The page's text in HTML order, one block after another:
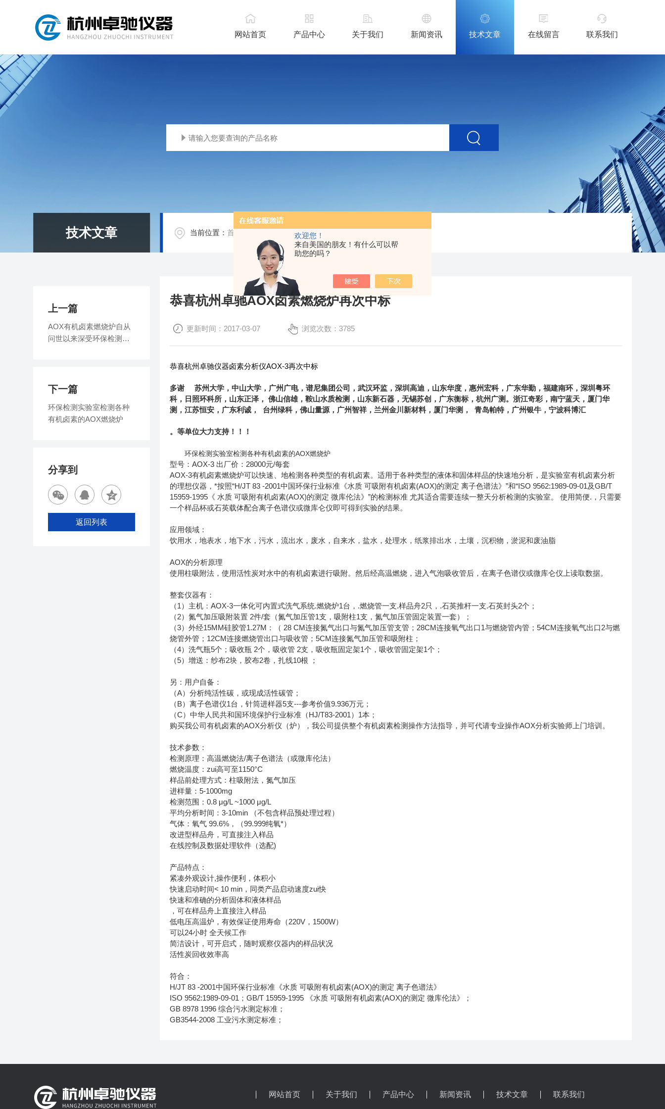
欢迎您！
来自美国的朋友！有什么可以帮
助您的吗？
网站首页 产品中心 关于我们 新闻资讯 技术文章 在线留言 联系我们
技术文章 当前位置：首页 / 恭喜杭州卓驰AOX卤素燃烧炉再次中标
恭喜杭州卓驰AOX卤素燃烧炉再次中标
更新时间：2017-03-07 浏览次数：3785
恭喜杭州卓驰仪器卤素分析仪AOX-3再次中标
多谢 苏州大学，中山大学，广州广电，谱尼集团公司，武汉环监，深圳高迪，山东华度，惠州宏科，广东华勤，福建南环，深圳粤环
科，日照环科所， 山东正泽， 佛山信雄，鞍山水质检测，山东新石器，无锡苏创，广东衡标，杭州广测。浙江奇彩，南宁蓝天， 厦门华
测，江苏恒安，广东利诚， 台州绿科，佛山量源，广州智祥，兰州金川新材料，厦门华测， 青岛帕特，广州银牛，宁波科博汇
。等单位大力支持！！！
环保检测实验室检测各种有机卤素的AOX燃烧炉
型号：AOX-3 出厂价：28000元/每套
AOX-3有机卤素燃烧炉可以快速、地检测各种类型的有机卤素。适用于各种类型的液体和固体样品的快速地分析，是实验室有机卤素分析
的理想仪器，*按照“H/JT 83 -2001中国环保行业标准《水质 可吸附有机卤素(AOX)的测定 离子色谱法》”和“ISO 9562:1989-09-01及GB/T
15959-1995《 水质 可吸附有机卤素(AOX)的测定 微库伦法》”的检测标准 尤其适合需要连续一整天分析检测的实验室。 使用简便.，只需要
一个样品杯或石英载体配合离子色谱仪或微库仑仪即可得到实验的结果。
应用领域：
饮用水，地表水，地下水，污水，流出水，废水，自来水，盐水，处理水，纸浆排出水，土壤，沉积物，淤泥和废油脂
AOX的分析原理
使用柱吸附法，使用活性炭对水中的有机卤素进行吸附。然后经高温燃烧，进入气泡吸收管后，在离子色谱仪或微库仑仪上读取数据。
整套仪器有：
（1）主机：AOX-3一体化可内置式洗气系统.燃烧炉1台，.燃烧管一支.样品舟2只，.石英推杆一支.石英封头2个；
（2）氮气加压吸附装置 2件/套（氮气加压管1支，吸附柱1支，氮气加压管固定装置一套）；
（3）外经15MM硅胶管1.27M：（ 28 CM连接氮气出口与氮气加压管支管；28CM连接氧气出口1与燃烧管内管；54CM连接氧气出口2与燃
烧管外管；12CM连接燃烧管出口与吸收管；5CM连接氮气加压管和吸附柱；
（4）洗气瓶5个；吸收瓶 2个，吸收管 2支，吸收瓶固定架1个，吸收管固定架1个；
（5）增送：纱布2块，胶布2卷，扎线10根 ；
另：用户自备：
（A）分析纯活性碳，或现成活性碳管；
（B）离子色谱仪1台，针筒进样器5支---参考价值9.936万元；
（C）中华人民共和国环境保护行业标准（HJ/T83-2001）1本；
购买我公司有机卤素的AOX分析仪（炉），我公司提供整个有机卤素检测操作方法指导，并可代请专业操作AOX分析实验师上门培训。
技术参数：
检测原理：高温燃烧法/离子色谱法（或微库伦法）
燃烧温度：zui高可至1150°C
样品前处理方式：柱吸附法，氮气加压
进样量：5-1000mg
检测范围：0.8 μg/L ~1000 μg/L
平均分析时间：3-10min （不包含样品预处理过程）
气体：氧气 99.6%，（99.999纯氧*）
改进型样品舟，可直接注入样品
在线控制及数据处理软件（选配)
产品特点：
紧凑外观设计,操作便利，体积小
快速启动时间< 10 min，同类产品启动速度zui快
快速和准确的分析固体和液体样品
，可在样品舟上直接注入样品
低电压高温炉，有效保证使用寿命（220V，1500W）
可以24小时 全天候工作
简洁设计，可开启式，随时观察仪器内的样品状况
活性炭回收效率高
符合：
H/JT 83 -2001中国环保行业标准《水质 可吸附有机卤素(AOX)的测定 离子色谱法》
ISO 9562:1989-09-01；GB/T 15959-1995 《水质 可吸附有机卤素(AOX)的测定 微库伦法》；
GB 8978 1996 综合污水测定标准；
GB3544-2008 工业污水测定标准；
上一篇
AOX有机卤素燃烧炉自从
问世以来深受环保检测单
下一篇
环保检测实验室检测各种
有机卤素的AOX燃烧炉
分享到
返回列表
网站首页 关于我们 产品中心 新闻资讯 技术文章 联系我们